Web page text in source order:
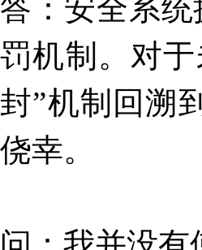
答 ：安全系
罚机制。对
封”机制回溯
侥幸。